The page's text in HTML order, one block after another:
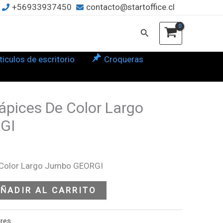
+56933937450 contacto@startoffice.cl
Buscar
de escritorio
Croqueras
De Color Largo
Largo Jumbo GEORGI
AL CARRITO